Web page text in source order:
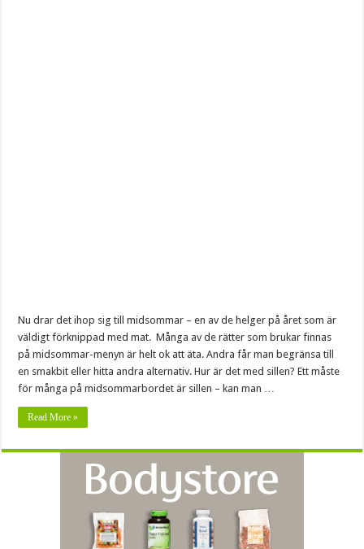
Nu drar det ihop sig till midsommar – en av de helger på året som är
väldigt förknippad med mat. Många av de rätter som brukar finnas
på midsommar-menyn är helt ok att äta. Andra får man begränsa till
en smakbit eller hitta andra alternativ. Hur är det med sillen? Ett måste
för många på midsommarbordet är sillen – kan man …
Read More »